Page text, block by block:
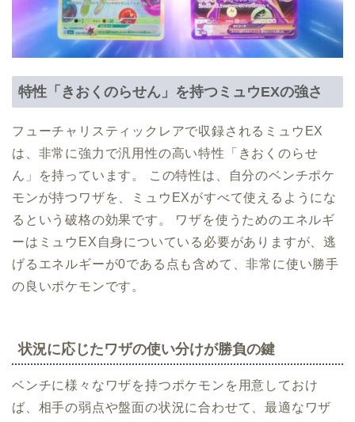
特性「きおくのらせん」を持つミュウEXの強さ
フューチャリスティックレアで収録されるミュウEX
は、非常に強力で汎用性の高い特性「きおくのらせ
ん」を持っています。 この特性は、自分のベンチポケ
モンが持つワザを、ミュウEXがすべて使えるようにな
るという破格の効果です。 ワザを使うためのエネルギ
ーはミュウEX自身についている必要がありますが、逃
げるエネルギーが0である点も含めて、非常に使い勝手
の良いポケモンです。
状況に応じたワザの使い分けが勝負の鍵
ベンチに様々なワザを持つポケモンを用意しておけ
ば、相手の弱点や盤面の状況に合わせて、最適なワザ